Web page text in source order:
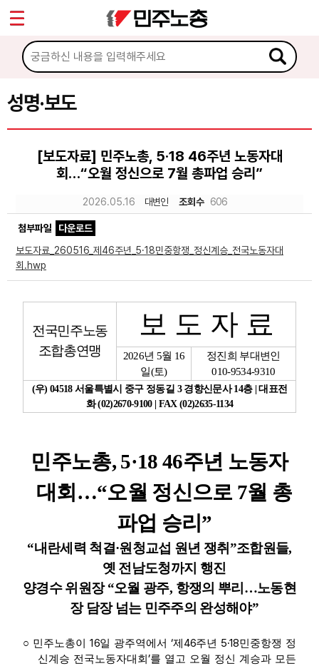
성명·보도
[보도자료] 민주노총, 5·18 46주년 노동자대
회…“오월 정신으로 7월 총파업 승리”
2026.05.16 대변인 조회수 606
첨부파일
다운로드
보도자료_260516_제46주년_5·18민중항쟁_정신계승_전국노동자대
회.hwp
전국민주노동
조합총연맹
보 도 자 료
2026년 5월 16
일(토)
정진희 부대변인
010-9534-9310
(우) 04518서울특별시 중구 정동길 3 경향신문사14층 |대표전
화(02)2670-9100 | FAX (02)2635-1134
민주노총, 5·18 46주년 노동자
대회 …“오월 정신으로 7월 총
파업 승리 ”
“내란세력 척결·원청교섭 원년 쟁취”조합원들,
옛 전남도청까지 행진
양경수 위원장“오월 광주, 항쟁의 뿌리 …노동현
장 담장 넘는 민주주의 완성해야”
○ 민주노총이16일 광주역에서‘제 46주년 5·18민중항쟁 정
신계승 전국노동자대회’를 열고 오월 정신 계승과 모든
마이페이지
소개
소식
공지사항
성명·보도
노동상담
자료
Sketchbook5, 스케치북5
Sketchbook5, 스케치북5